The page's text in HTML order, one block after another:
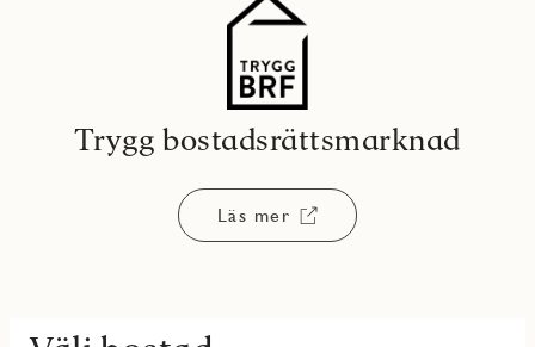
Trygg bostadsrättsmarknad
Läs mer